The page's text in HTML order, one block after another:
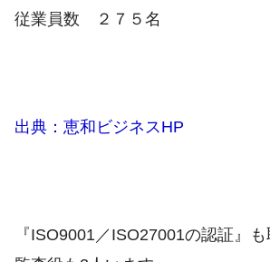
従業員数 ２７５名
出典：恵和ビジネスHP
『ISO9001／ISO27001の認証』も